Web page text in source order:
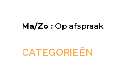
Ma/Zo :Op afspraak
CATEGORIEËN